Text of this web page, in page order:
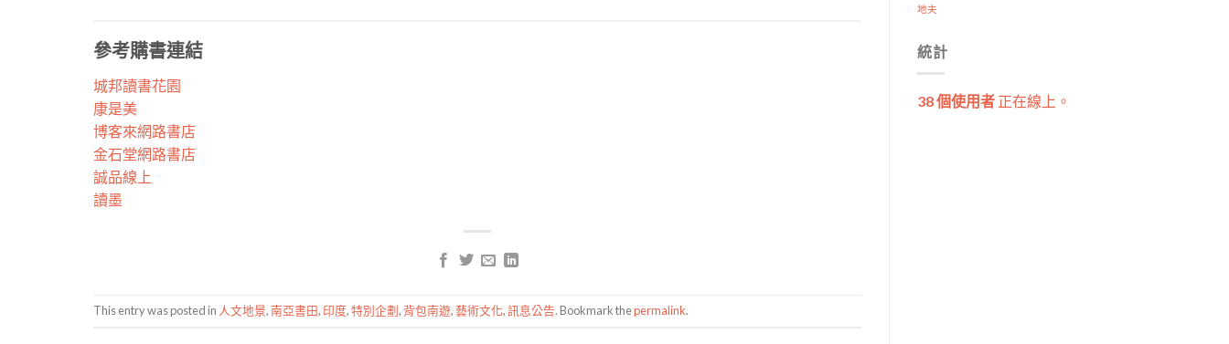
參考購書連結
城邦讀書花園
康是美
博客來網路書店
金石堂網路書店
誠品線上
讀墨
This entry was posted in 人文地景,南亞書田, 印度,特別企劃,背包南遊,藝術文化,訊息公告. Bookmark thepermalink.
地夫
統計
38 個使用者 正在線上。